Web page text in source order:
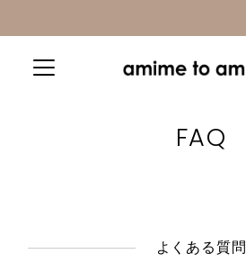
FAQ
よくある質問